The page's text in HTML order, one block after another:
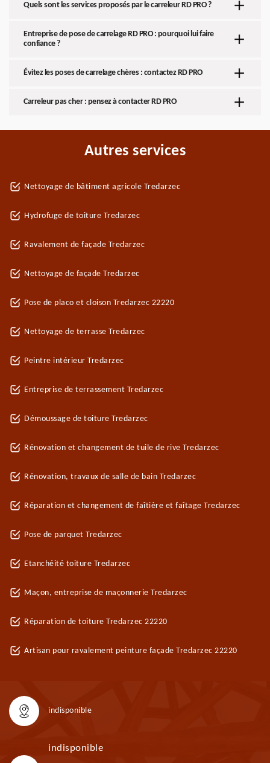
Quels sont les services proposés par le carreleur RD PRO ?
Entreprise de pose de carrelage RD PRO : pourquoi lui faire
confiance ?
Évitez les poses de carrelage chères : contactez RD PRO
Carreleur pas cher : pensez à contacter RD PRO
Autres services
Nettoyage de bâtiment agricole Tredarzec
Hydrofuge de toiture Tredarzec
Ravalement de façade Tredarzec
Nettoyage de façade Tredarzec
Pose de placo et cloison Tredarzec 22220
Nettoyage de terrasse Tredarzec
Peintre intérieur Tredarzec
Entreprise de terrassement Tredarzec
Démoussage de toiture Tredarzec
Rénovation et changement de tuile de rive Tredarzec
Rénovation, travaux de salle de bain Tredarzec
Réparation et changement de faîtière et faîtage Tredarzec
Pose de parquet Tredarzec
Etanchéité toiture Tredarzec
Maçon, entreprise de maçonnerie Tredarzec
Réparation de toiture Tredarzec 22220
Artisan pour ravalement peinture façade Tredarzec 22220
indisponible
indisponible